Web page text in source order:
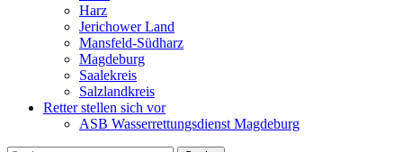
Harz
Jerichower Land
Mansfeld-Südharz
Magdeburg
Saalekreis
Salzlandkreis
Retter stellen sich vor
ASB Wasserrettungsdienst Magdeburg